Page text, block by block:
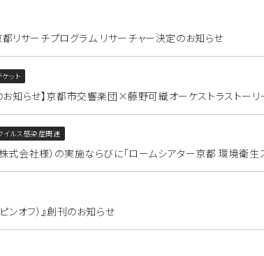
リサーチプログラム リサーチャー決定のお知らせ
ケット
知らせ】京都市交響楽団×藤野可織オーケストラストーリ
イルス感染症関連
式会社様）の実施ならびに「ロームシアター京都 環境衛生
ンオフ）』創刊のお知らせ